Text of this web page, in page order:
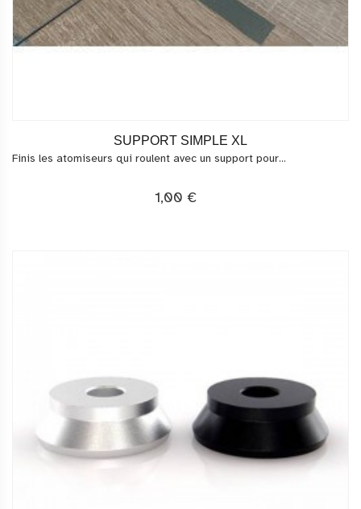
SUPPORT SIMPLE XL
Finis les atomiseurs qui roulent avec un support pour...
1,00 €